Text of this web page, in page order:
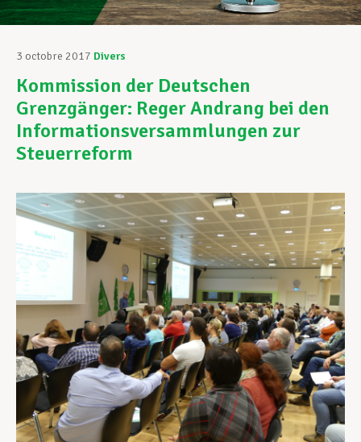
Assistance au Travail
Vos droits
Assistance en vie privée
Développement professionnel
Devenir Membre
Actualités
3 octobre 2017 Divers
Kommission der Deutschen
Grenzgänger: Reger Andrang bei den
Informationsversammlungen zur
Steuerreform